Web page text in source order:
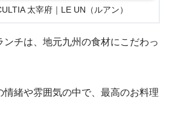
太宰府｜LE UN（ルアン）
ンチは、地元九州の食材にこだわっ
情緒や雰囲気の中で、最高のお料理